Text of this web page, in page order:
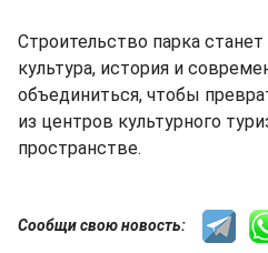
Строительство парка
культура, история и
объединиться, чтобы
из центров культурного
пространстве.
Сообщи свою новость: